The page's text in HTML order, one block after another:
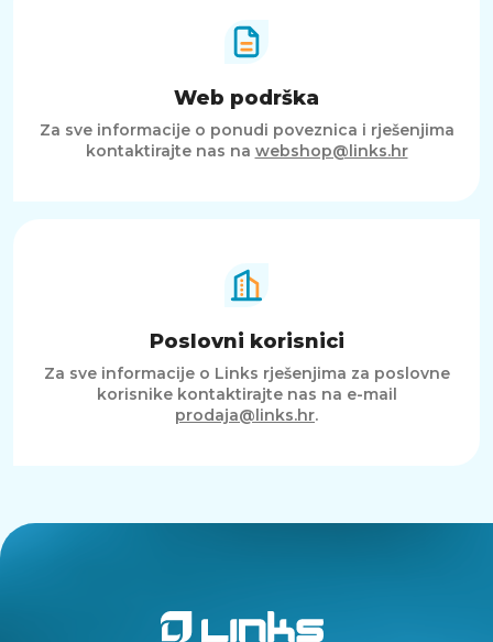
Web podrška
Za sve informacije o ponudi poveznica i rješenjima
kontaktirajte nas na webshop@links.hr
Poslovni korisnici
Za sve informacije o Links rješenjima za poslovne
korisnike kontaktirajte nas na e-mail
prodaja@links.hr.